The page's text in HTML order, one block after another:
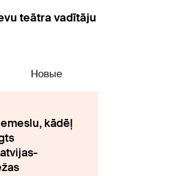
teātra vadītāju
Новые
kādēļ